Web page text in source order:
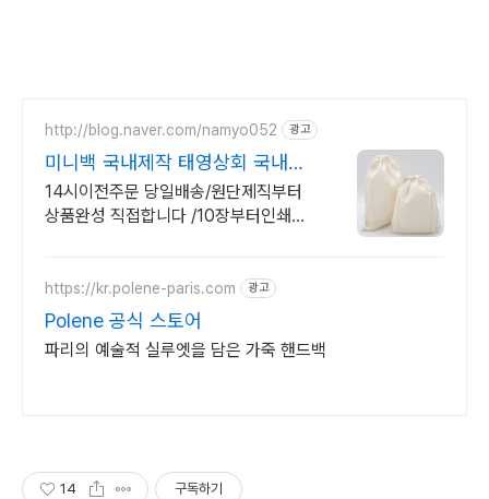
http://blog.naver.com/namyo052 광고
미니백 국내제작 태영상회 국내제
작 1장부터인쇄가능
14시이전주문 당일배송/원단제직부터
상품완성 직접합니다 /10장부터인쇄상
장시장매장
https://kr.polene-paris.com 광고
Polene 공식 스토어
파리의 예술적 실루엣을 담은 가죽 핸드백
14 구독하기